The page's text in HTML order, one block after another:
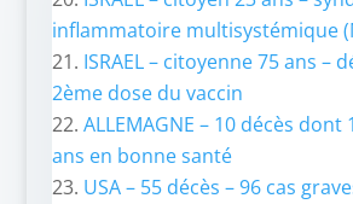
inflammatoire multisystémique
ISRAEL – citoyenne 75 ans –
2ème dose du vaccin
ALLEMAGNE – 10 décès
ans en bonne santé
USA – 55 décès – 96 cas